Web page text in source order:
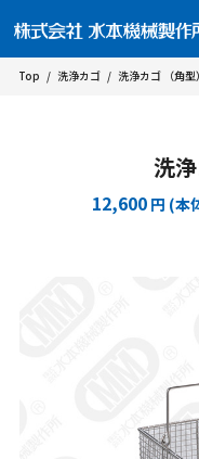
Top / 洗浄カゴ / 洗浄カゴ （角型）
洗
12,600 円 (本